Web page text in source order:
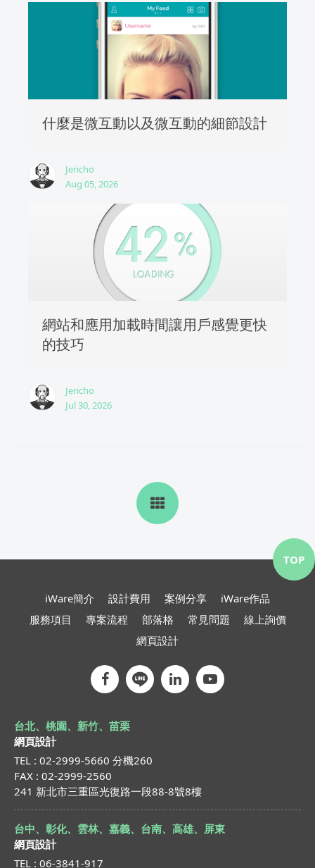
什麼是微互動以及微互動的細節設計
Jericho
Aug 05, 2026
網站和應用加載時間讓用戶感覺更快
的技巧
Jericho
Jul 30, 2026
iWare簡介 設計費用 案例分享
iWare作品
服務項目
專案流程 部落格 常見問題
線上詢價
網頁設計
台北、桃園、新竹、苗栗
網頁設計
TEL : 02-2999-5660 分機260
FAX : 02-2999-2560
241 新北市三重區光復路一段88-8號8樓
台中、彰化、雲林、嘉義、台南、高雄、屏東
網頁設計
TEL : 06-3841-917
TOP